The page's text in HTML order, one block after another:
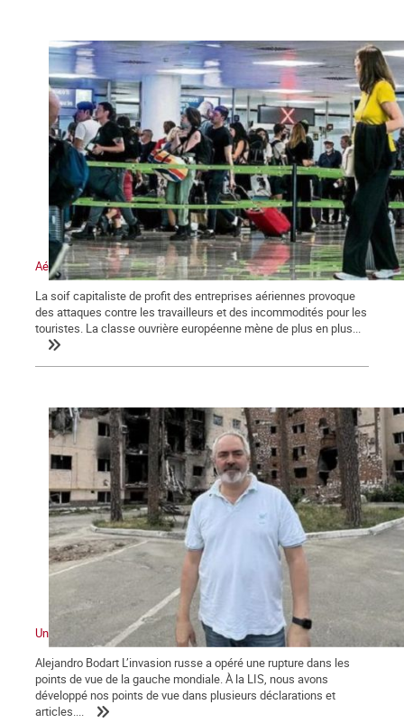
Aéroports européens : les grèves ne prennent pas de vacances
La soif capitaliste de profit des entreprises aériennes provoque
des attaques contre les travailleurs et des incommodités pour les
touristes. La classe ouvrière européenne mène de plus en plus...
Une contribution sur la guerre et les débats dans la gauche
Alejandro Bodart L’invasion russe a opéré une rupture dans les
points de vue de la gauche mondiale. À la LIS, nous avons
développé nos points de vue dans plusieurs déclarations et
articles....